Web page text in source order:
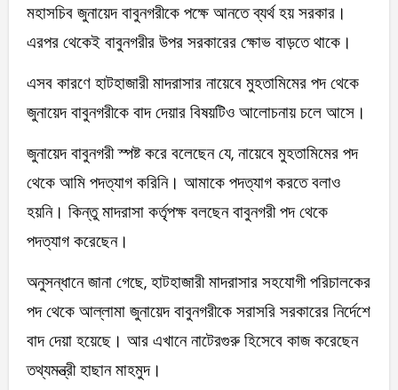
মহাসচিব জুনায়েদ বাবুনগরীকে পক্ষে আনতে ব্যর্থ হয় সরকার।
এরপর থেকেই বাবুনগরীর উপর সরকারের ক্ষোভ বাড়তে থাকে।
এসব কারণে হাটহাজারী মাদরাসার নায়েবে মুহতামিমের পদ থেকে
জুনায়েদ বাবুনগরীকে বাদ দেয়ার বিষয়টিও আলোচনায় চলে আসে।
জুনায়েদ বাবুনগরী স্পষ্ট করে বলেছেন যে, নায়েবে মুহতামিমের পদ
থেকে আমি পদত্যাগ করিনি। আমাকে পদত্যাগ করতে বলাও
হয়নি। কিন্তু মাদরাসা কর্তৃপক্ষ বলছেন বাবুনগরী পদ থেকে
পদত্যাগ করেছেন।
অনুসন্ধানে জানা গেছে, হাটহাজারী মাদরাসার সহযোগী পরিচালকের
পদ থেকে আল্লামা জুনায়েদ বাবুনগরীকে সরাসরি সরকারের নির্দেশে
বাদ দেয়া হয়েছে। আর এখানে নাটেরগুরু হিসেবে কাজ করেছেন
তথ্যমন্ত্রী হাছান মাহমুদ।